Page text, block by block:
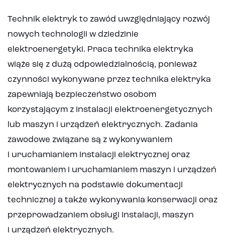
Technik elektryk to zawód uwzględniający rozwój
nowych technologii w dziedzinie
elektroenergetyki. Praca technika elektryka
wiąże się z dużą odpowiedzialnością, ponieważ
czynności wykonywane przez technika elektryka
zapewniają bezpieczeństwo osobom
korzystającym z instalacji elektroenergetycznych
lub maszyn i urządzeń elektrycznych. Zadania
zawodowe związane są z wykonywaniem
i uruchamianiem instalacji elektrycznej oraz
montowaniem i uruchamianiem maszyn i urządzeń
elektrycznych na podstawie dokumentacji
technicznej a także wykonywania konserwacji oraz
przeprowadzaniem obsługi instalacji, maszyn
i urządzeń elektrycznych.